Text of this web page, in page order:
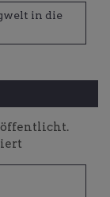
in die